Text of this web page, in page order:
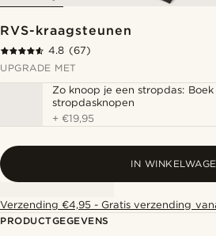
RVS-kraagsteunen
4.8 (67)
UPGRADE MET
Zo knoop je een stropdas:
stropdasknopen
+€19,95
IN
Verzending €4,95 - Gratis verzending
PRODUCTGEGEVENS